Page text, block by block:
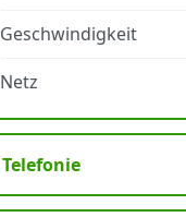
Geschwindigkeit
Netz
Telefonie